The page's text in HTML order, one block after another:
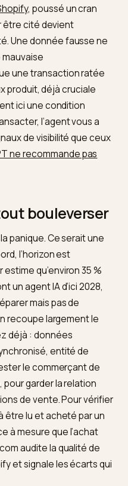
Découverte puis
achat
décident
il lit vos données.
agentique, votre
fiable, une
Shopify, poussé un cran
être cité devient
Une donnée fausse
mauvaise
une transaction
produit, déjà cruciale
ici une condition
l’agent vous a
signaux de visibilité que
ne recommande pas
tout
à la panique. Ce serait